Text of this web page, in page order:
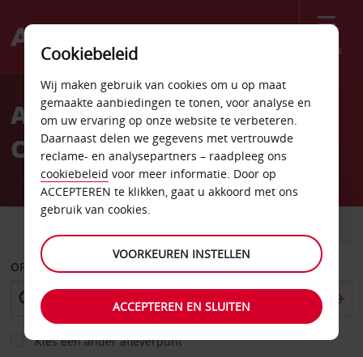
Menu
Welcome
AvisAutoverhuur Port
Charlotte
OPHALEN OP
Kies een ander afleverpunt
Cookiebeleid
Wij maken gebruik van cookies om u op maat
gemaakte aanbiedingen te tonen, voor analyse en
om uw ervaring op onze website te verbeteren.
Daarnaast delen we gegevens met vertrouwde
reclame- en analysepartners – raadpleeg ons
cookiebeleid voor meer informatie. Door op
ACCEPTEREN te klikken, gaat u akkoord met ons
gebruik van cookies.
VOORKEUREN INSTELLEN
ACCEPTEREN EN SLUITEN